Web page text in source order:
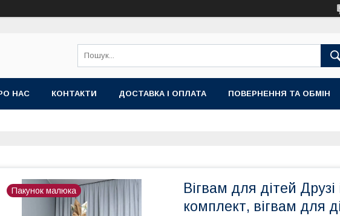
НАС КОНТАКТИ ДОСТАВКА І ОПЛАТА ПОВЕРНЕННЯ ТА ОБМІН
Пакунок малюка
Вігвам для дітей
комплект, вігвам для